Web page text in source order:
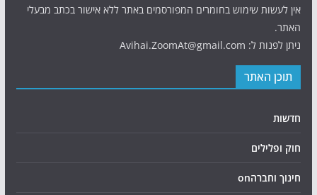
אין לעשות שימוש בחומרים המפורסמים באתר ללא אישור בכתב מבעלי
האתר.
ניתן לפנות ל: Avihai.ZoomAt@gmail.com
תוכן האתר
חדשות
חוק ופלילים
חינוך וחברהon